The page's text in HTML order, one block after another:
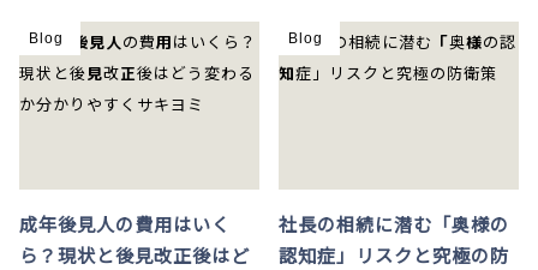
成年後見人の費用はいく
ら？現状と後見改正後はど
Blog
社長の相続に潜む「奥様の
認知症」リスクと究極の防
Blog